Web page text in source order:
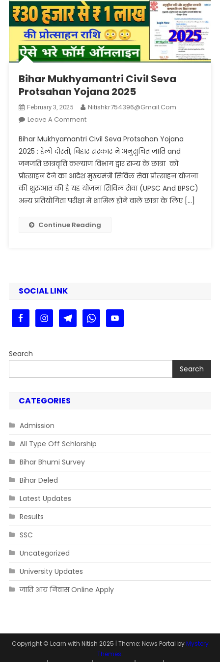
Bihar Mukhyamantri Civil Seva
Protsahan Yojana 2025
February 3, 2025
Nitishkr754396@gmail.com
Leave A CommentOn
Mukhyamantri
Civil
Seva
Protsahan
Yojana
2025
Bihar Mukhyamantri Civil Seva Protsahan Yojana
2025 : हेलो दोस्तो, बिहार सरकार ने अनुसुचित जाति and
जनजति छात्रवृत्ति कल्याण विभाग द्वार राज्य के छात्रा को
प्रोत्साहन देने का आदेश मुख्यमंत्री सिविल सेवा प्रोत्साहन योजना
की शुरुआत की है यह योजना सिविल सेवा (UPSC And BPSC)
अन्य प्रतियोगिता परीक्षा में शामिल होने वाले छात्रा के लिए […]
Continue Reading
SOCIAL LINK
Search
Search
CATEGORIES
Admission
All Type Off Schlorship
Bihar Bhumi Survey
Bihar Deled
Latest Updates
Results
SSC
Uncategorized
University Updates
जाति आय निवास Online Apply
Copyright © Learn with Nitish 2025 | Theme: News Portal byMystery
Themes.